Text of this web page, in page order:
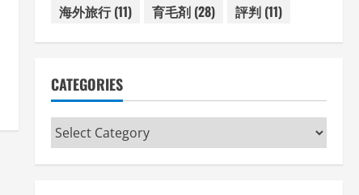
海外旅行(11) 育毛剤(28) 評判(11)
CATEGORIES
Categories